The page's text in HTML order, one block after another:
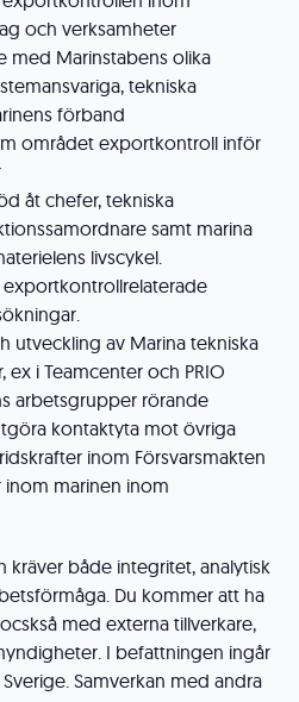
och verksamheter
med Marinstabens olika
tekniska
förband
området exportkontroll inför
åt chefer, tekniska
samt marina
livscykel.
utveckling av Marina tekniska
i Teamcenter och PRIO
arbetsgrupper rörande
kontaktyta mot övriga
inom Försvarsmakten
inom marinen inom
kräver både integritet, analytisk
Du kommer att ha
med externa tillverkare,
I befattningen ingår
Samverkan med andra